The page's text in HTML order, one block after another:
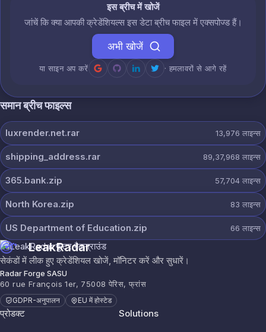
इस ब्रीच में खोजें
जांचें कि क्या आपकी क्रेडेंशियल्स इस डेटा ब्रीच फाइल में एक्सपोज्ड हैं।
अभी खोजें
या साइन अप करें · हमलावरों से आगे रहें
समान ब्रीच फाइल्स
luxrender.net.rar 13,976 लाइन्स
shipping_address.rar 89,37,968 लाइन्स
365.bank.zip 57,704 लाइन्स
North Korea.zip 83 लाइन्स
US Department of Education.zip 66 लाइन्स
LeakRadar
सेकंडों में लीक हुए क्रेडेंशियल खोजें, मॉनिटर करें और सुधारें।
Radar Forge SASU
60 rue François 1er, 75008 पेरिस, फ्रांस
GDPR-अनुपालन EU में होस्टेड
प्रोडक्ट Solutions